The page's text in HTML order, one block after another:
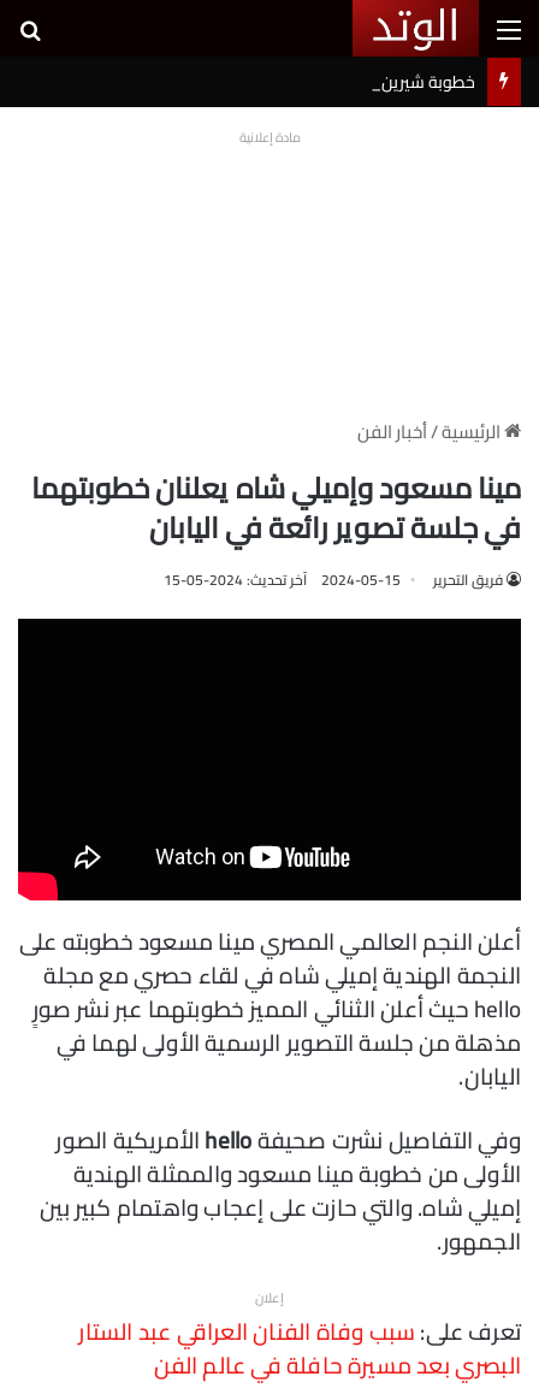
القائمة
مادة إعلانية
الرئيسية/أخبار الفن
مينا مسعود وإميلي شاه يعلنان خطوبتهما
في جلسة تصوير رائعة في اليابان
فريق التحرير 2024-05-15 آخر تحديث: 2024-05-15
أعلن النجم العالمي المصري مينا مسعود خطوبته على
النجمة الهندية إميلي شاه في لقاء حصري مع مجلة
hello حيث أعلن الثنائي المميز خطوبتهما عبر نشر صورٍ
مذهلة من جلسة التصوير الرسمية الأولى لهما في
اليابان.
وفي التفاصيل نشرت صحيفةhelloالأمريكية الصور
الأولى من خطوبة مينا مسعود والممثلة الهندية
إميلي شاه. والتي حازت على إعجاب واهتمام كبير بين
الجمهور.
إعلان
تعرف على:سبب وفاة الفنان العراقي عبد الستار
البصري بعد مسيرة حافلة في عالم الفن